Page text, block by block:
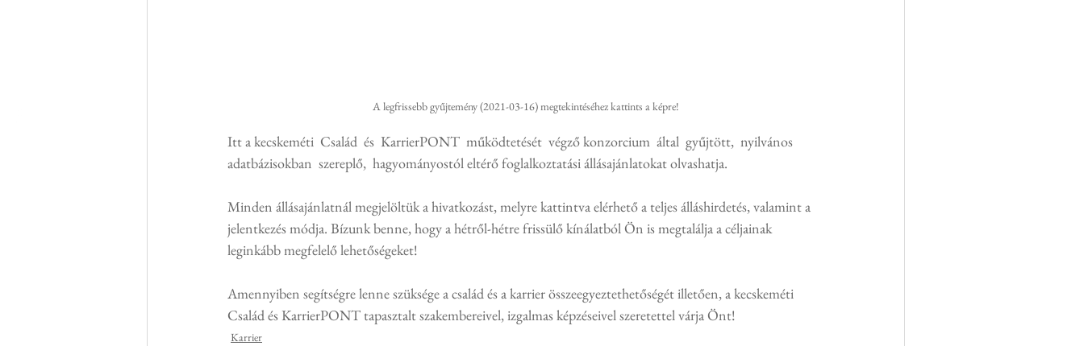
A legfrissebb gyűjtemény (2021-03-16) megtekintéséhez kattints a képre!
Itt a kecskeméti  Család  és  KarrierPONT  működtetését  végző konzorcium  által  gyűjtött,  nyilvános
adatbázisokban  szereplő,  hagyományostól eltérő foglalkoztatási állásajánlatokat olvashatja.
Minden állásajánlatnál megjelöltük a hivatkozást, melyre kattintva elérhető a teljes álláshirdetés, valamint a
jelentkezés módja. Bízunk benne, hogy a hétről-hétre frissülő kínálatból Ön is megtalálja a céljainak
leginkább megfelelő lehetőségeket!
Amennyiben segítségre lenne szüksége a család és a karrier összeegyeztethetőségét illetően, a kecskeméti
Család és KarrierPONT tapasztalt szakembereivel, izgalmas képzéseivel szeretettel várja Önt!
Karrier